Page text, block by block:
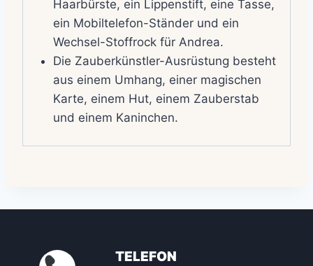
Haarbürste, ein Lippenstift, eine Tasse,
ein Mobiltelefon-Ständer und ein
Wechsel-Stoffrock für Andrea.
Die Zauberkünstler-Ausrüstung besteht
aus einem Umhang, einer magischen
Karte, einem Hut, einem Zauberstab
und einem Kaninchen.
TELEFON